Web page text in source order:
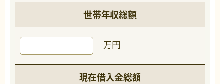
世帯年収総額
万円
現在借入金総額